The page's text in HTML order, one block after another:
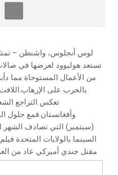
لوس أنجلوس، واشنطن – تمتلئ
تستعد هوليوود لعرضها في
من الأعمال المستوحاة مما
بالحرب على الإرهاب.اللافت
تعكس التراجع
(سبتمبر) التي تصادف الشهر
السينما بالولايات المتحدة
مقتل جندي أميركي عاد من